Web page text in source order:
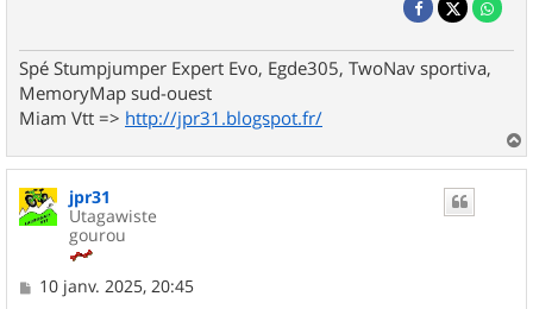
Spé Stumpjumper Expert Evo, Egde305, TwoNav sportiva,
MemoryMap sud-ouest
Miam Vtt => http://jpr31.blogspot.fr/
a
u
jpr31
Utagawiste
gourou
M10 janv. 2025, 20:45